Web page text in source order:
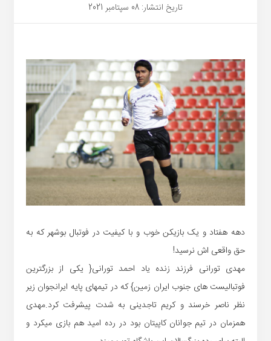
تاریخ انتشار: 08 سپتامبر 2021
دهه هفتاد و یک بازیکن خوب و با کیفیت در فوتبال بوشهر که به
حق واقعی اش نرسید!
مهدی تورانی فرزند زنده یاد احمد تورانی{ یکی از بزرگترین
فوتبالیست های جنوب ایران زمین} که در تیمهای پایه ایرانجوان زیر
نظر ناصر خرسند و کریم تاجدینی به شدت پیشرفت کرد.مهدی
همزمان در تیم جوانان کاپیتان بود در رده امید هم بازی میکرد و